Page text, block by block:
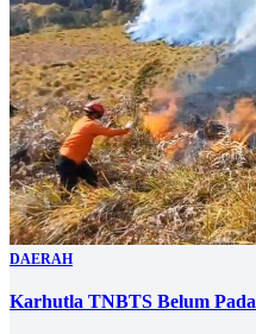
DAERAH
Karhutla TNBTS Belum